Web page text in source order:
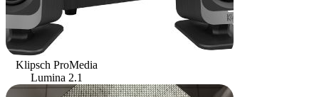
Klipsch ProMedia
Lumina 2.1